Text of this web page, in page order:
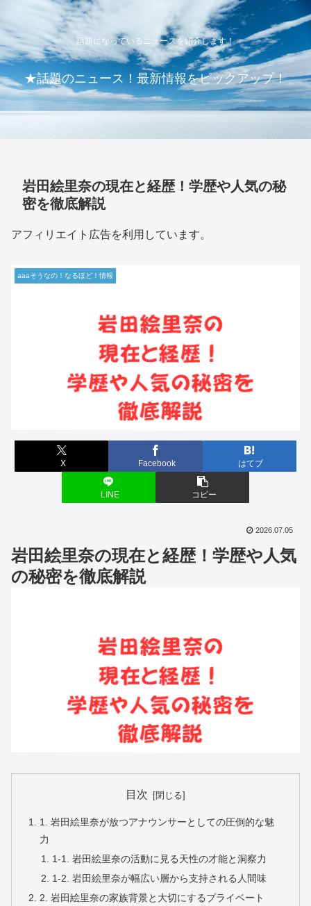
話題になっているニュースを紹介します！
★話題のニュース！最新情報をピックアップ！
岩田絵里奈の現在と経歴！学歴や人気の秘
密を徹底解説
アフィリエイト広告を利用しています。
aaaそうなの！なるほど！情報
X Facebook はてブ
LINE コピー
2026.07.05
岩田絵里奈の現在と経歴！学歴や人気
の秘密を徹底解説
目次
1. 岩田絵里奈が放つアナウンサーとしての圧倒的な魅
力
1-1. 岩田絵里奈の活動に見る天性の才能と洞察力
1-2. 岩田絵里奈が幅広い層から支持される人間味
2. 岩田絵里奈の家族背景と大切にするプライベート